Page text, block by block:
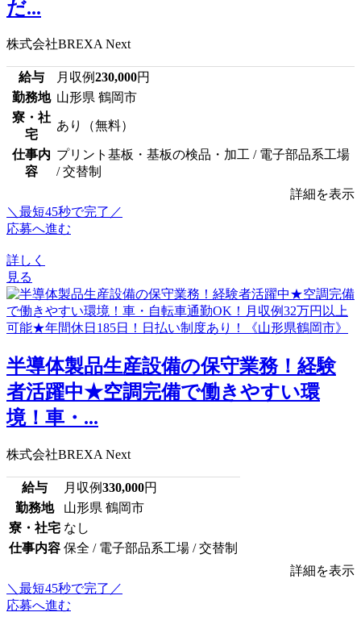
だ...
株式会社BREXA Next
給与 月収例230,000円
勤務地 山形県 鶴岡市
寮・社
宅
あり（無料）
仕事内
容
プリント基板・基板の検品・加工 / 電子部品系工場
/ 交替制
詳細を表示
＼最短45秒で完了／
応募へ進む
詳しく
見る
半導体製品生産設備の保守業務！経験
者活躍中★空調完備で働きやすい環
境！車・...
株式会社BREXA Next
給与 月収例330,000円
勤務地
山形県 鶴岡市
寮・社宅 なし
仕事内容 保全 / 電子部品系工場 / 交替制
詳細を表示
＼最短45秒で完了／
応募へ進む